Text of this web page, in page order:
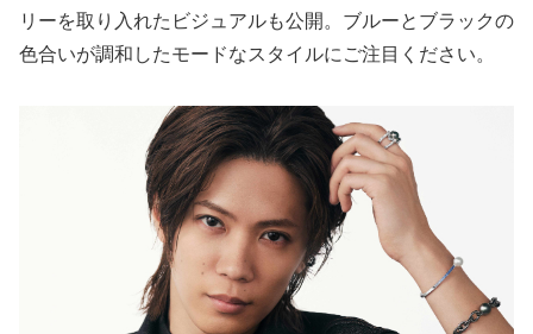
リーを取り入れたビジュアルも公開。ブルーとブラックの
色合いが調和したモードなスタイルにご注目ください。